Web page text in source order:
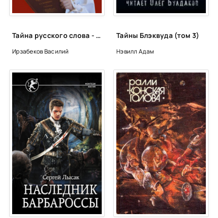
Глава 39
Глава 44
Глава 45
Глава 46
Глава 47
Глава 48
Глава 49
Глава 50
Глава 51
Глава 52
Тайна русского слова - Василий Ирзабеков
Ирзабеков Василий
Тайны Блэквуда (том 3)
Нэвилл Адам